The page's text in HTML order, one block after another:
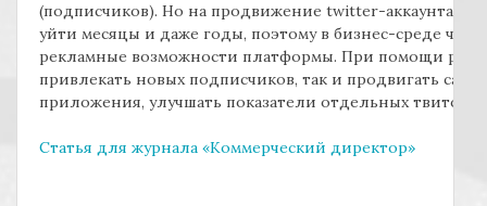
(подписчиков). Но на продвижение twitter-аккаунта
уйти месяцы и даже годы, поэтому в бизнес-среде
рекламные возможности платформы. При помощи
привлекать новых подписчиков, так и продвигать
приложения, улучшать показатели отдельных твитов.
Статья для журнала «Коммерческий директор»